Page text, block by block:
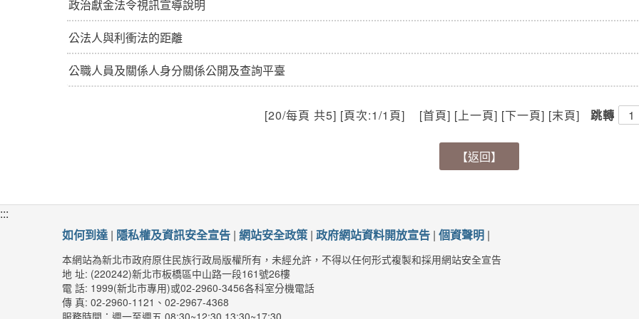
政治獻金法令視訊宣導說明
公法人與利衝法的距離
公職人員及關係人身分關係公開及查詢平臺
[20/每頁 共5] [頁次:1/1頁] [首頁] [上一頁] [下一頁] [末頁] 跳轉
【返回】
:::
如何到達 | 隱私權及資訊安全宣告 | 網站安全政策 | 政府網站資料開放宣告 | 個資聲明 |
本網站為新北市政府原住民族行政局版權所有，未經允許，不得以任何形式複製和採用網站安全宣告
地 址: (220242)新北市板橋區中山路一段161號26樓
電 話: 1999(新北市專用)或02-2960-3456各科室分機電話
傳 真: 02-2960-1121、02-2967-4368
服務時間：週一至週五 08:30~12:30 13:30~17:30